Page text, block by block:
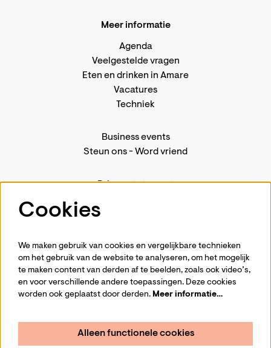
Meer informatie
Agenda
Veelgestelde vragen
Eten en drinken in Amare
Vacatures
Techniek
Business events
Steun ons-Word vriend
Privacystatement
Volg ons
Cookies
We maken gebruik van cookies en vergelijkbare technieken
om het gebruik van de website te analyseren, om het mogelijk
te maken content van derden af te beelden, zoals ook video’s,
en voor verschillende andere toepassingen. Deze cookies
worden ook geplaatst door derden. Meer informatie…
Alleen functionele cookies